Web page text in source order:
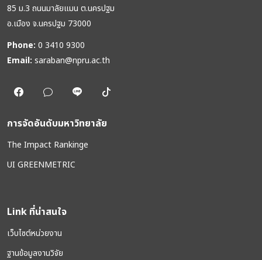
85 ม.3 ถนนมาลัยแมน ต.นครปฐม
อ.เมือง จ.นครปฐม 73000
Phone: 0 3410 9300
Email: saraban@npru.ac.th
การจัดอันดับมหาวิทยาลัย
The Impact Rankinge
UI GREENMETRIC
Link ที่น่าสนใจ
เว็บไซต์หน่วยงาน
ฐานข้อมูลงานวิจัย